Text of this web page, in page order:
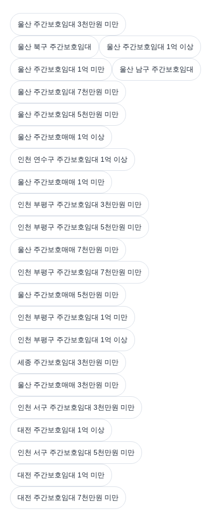
울산 주간보호임대 3천만원 미만
울산 북구 주간보호임대 울산 주간보호임대 1억 이상
울산 주간보호임대 1억 미만 울산 남구 주간보호임대
울산 주간보호임대 7천만원 미만
울산 주간보호임대 5천만원 미만
울산 주간보호매매 1억 이상
인천 연수구 주간보호임대 1억 이상
울산 주간보호매매 1억 미만
인천 부평구 주간보호임대 3천만원 미만
인천 부평구 주간보호임대 5천만원 미만
울산 주간보호매매 7천만원 미만
인천 부평구 주간보호임대 7천만원 미만
울산 주간보호매매 5천만원 미만
인천 부평구 주간보호임대 1억 미만
인천 부평구 주간보호임대 1억 이상
세종 주간보호임대 3천만원 미만
울산 주간보호매매 3천만원 미만
인천 서구 주간보호임대 3천만원 미만
대전 주간보호임대 1억 이상
인천 서구 주간보호임대 5천만원 미만
대전 주간보호임대 1억 미만
대전 주간보호임대 7천만원 미만